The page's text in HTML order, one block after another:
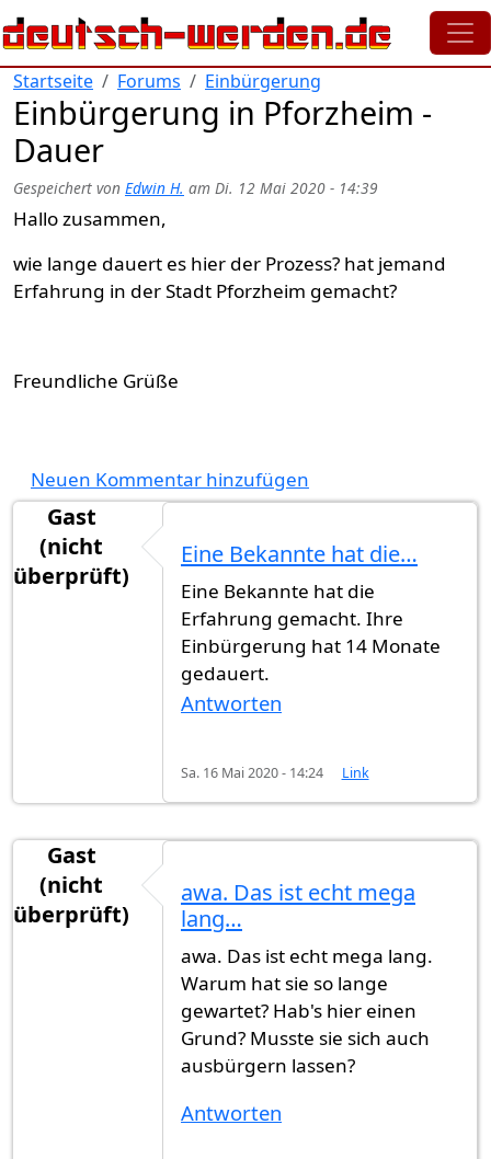
Direkt zum Inhalt
Startseite Forums Einbürgerung
Einbürgerung in Pforzheim -
Dauer
Gespeichert von Edwin H. am Di. 12 Mai 2020 - 14:39
Hallo zusammen,
wie lange dauert es hier der Prozess? hat jemand
Erfahrung in der Stadt Pforzheim gemacht?
Freundliche Grüße
Neuen Kommentar hinzufügen
Gast
(nicht
überprüft)
Eine Bekannte hat die…
Eine Bekannte hat die
Erfahrung gemacht. Ihre
Einbürgerung hat 14 Monate
gedauert.
Antworten
Sa. 16 Mai 2020 - 14:24 Link
Gast
(nicht
überprüft)
awa. Das ist echt mega
lang…
awa. Das ist echt mega lang.
Warum hat sie so lange
gewartet? Hab's hier einen
Grund? Musste sie sich auch
ausbürgern lassen?
Antworten